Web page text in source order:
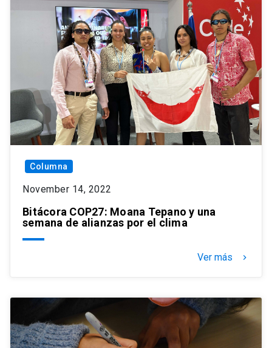
Columna
November 14, 2022
Bitácora COP27: Moana Tepano y una
semana de alianzas por el clima
Ver más keyboard_arrow_right